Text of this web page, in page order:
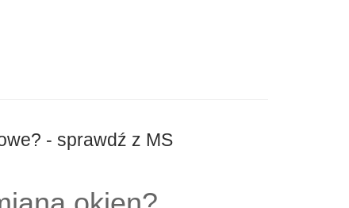
- sprawdź z MS